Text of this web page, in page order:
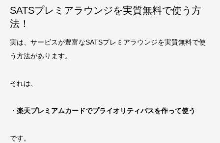
SATSプレミアラウンジを実質無料で使う方
法！
実は、サービスが豊富なSATSプレミアラウンジを実質無料で使
う方法があります。
それは、
・ 楽天プレミアムカードでプライオリティパスを作って使う
です。